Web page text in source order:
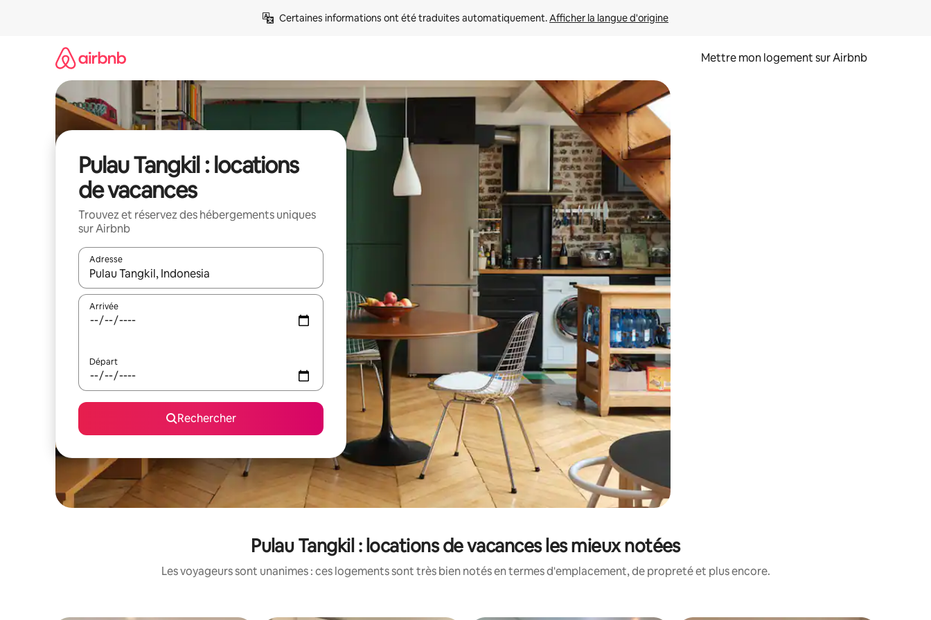
Certaines informations ont été traduites automatiquement. Afficher la langue d'origine
Mettre mon logement sur Airbnb
Pulau Tangkil : locations
de vacances
Trouvez et réservez des hébergements uniques
sur Airbnb
Adresse
Lorsque les résultats s'affichent, utilisez les flèches vers le haut et vers le bas pour les parcourir ou en appuyant et en faisant glisser.
Arrivée
Départ
Rechercher
Pulau Tangkil : locations de vacances les mieux notées
Les voyageurs sont unanimes : ces logements sont très bien notés en termes d'emplacement, de propreté et plus encore.